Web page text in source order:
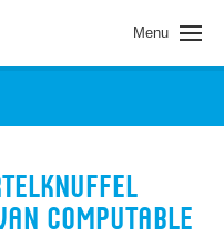
Menu
COMPUTABLE